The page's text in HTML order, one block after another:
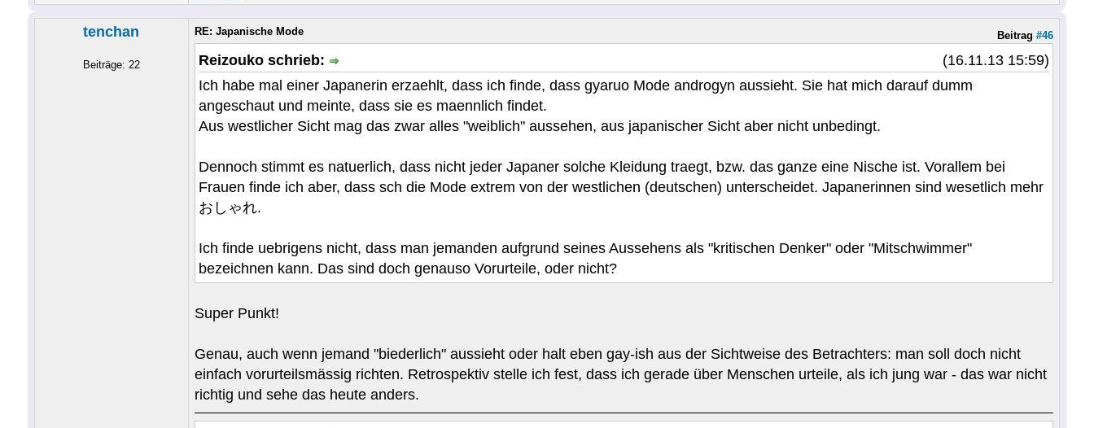
tenchan
Beiträge: 22
Beitrag #46
RE: Japanische Mode
(16.11.13 15:59)
Reizouko schrieb:
Ich habe mal einer Japanerin erzaehlt, dass ich finde, dass gyaruo Mode androgyn aussieht. Sie hat mich darauf dumm
angeschaut und meinte, dass sie es maennlich findet.
Aus westlicher Sicht mag das zwar alles "weiblich" aussehen, aus japanischer Sicht aber nicht unbedingt.
Dennoch stimmt es natuerlich, dass nicht jeder Japaner solche Kleidung traegt, bzw. das ganze eine Nische ist. Vorallem bei
Frauen finde ich aber, dass sch die Mode extrem von der westlichen (deutschen) unterscheidet. Japanerinnen sind wesetlich mehr
おしゃれ.
Ich finde uebrigens nicht, dass man jemanden aufgrund seines Aussehens als "kritischen Denker" oder "Mitschwimmer"
bezeichnen kann. Das sind doch genauso Vorurteile, oder nicht?
Super Punkt!
Genau, auch wenn jemand "biederlich" aussieht oder halt eben gay-ish aus der Sichtweise des Betrachters: man soll doch nicht
einfach vorurteilsmässig richten. Retrospektiv stelle ich fest, dass ich gerade über Menschen urteile, als ich jung war - das war nicht
richtig und sehe das heute anders.